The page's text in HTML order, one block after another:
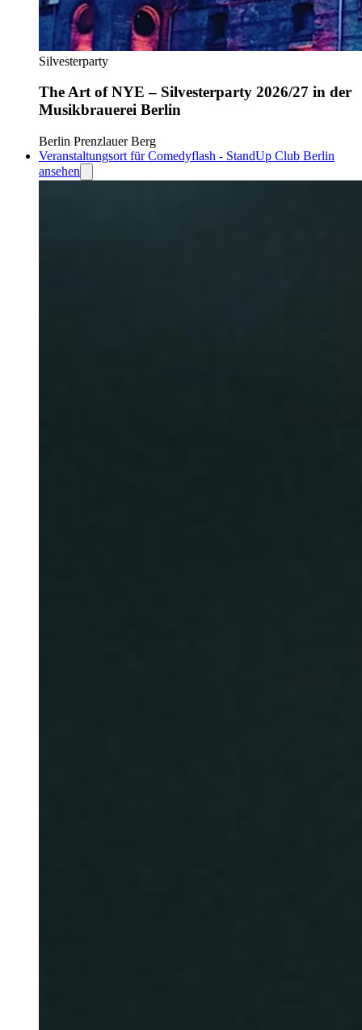
Silvesterparty
The Art of NYE – Silvesterparty 2026/27 in der
Musikbrauerei Berlin
Berlin Prenzlauer Berg
Veranstaltungsort für Comedyflash - StandUp Club Berlin
ansehen